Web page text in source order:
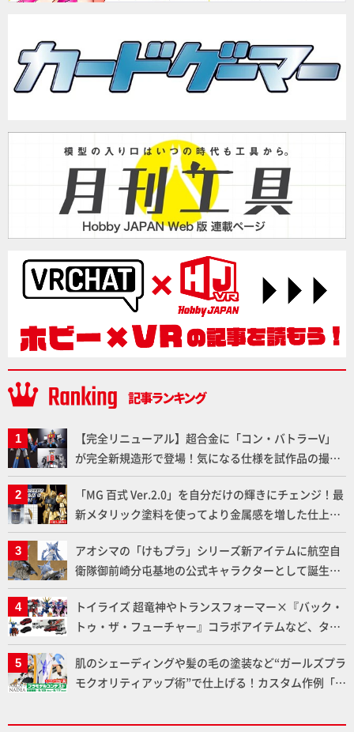
【完全リニューアル】超合金に「コン・バトラーV」
が完全新規造形で登場！気になる仕様を試作品の撮り
下ろしでご紹介!!さらに「大鉄人17」＆「ワンエイ
ト」セット情報もお届け！【超合金の魂】
「MG 百式 Ver.2.0」を自分だけの輝きにチェンジ！最
新メタリック塗料を使ってより金属感を増した仕上が
りに!!【試し読み】
アオシマの「けもプラ」シリーズ新アイテムに航空自
衛隊御前崎分屯基地の公式キャラクターとして誕生し
た「おまねこ」が着任！けもプラ公式サイト限定版と
通常版の2ラインで発売！
トイライズ 超竜神やトランスフォーマー×『バック・
トゥ・ザ・フューチャー』コラボアイテムなど、タカ
ラトミーの注目アイテムをチェック!!【タカラトミー
NEWITEM】
肌のシェーディングや髪の毛の塗装など“ガールズプラ
モクオリティアップ術”で仕上げる！カスタム作例「白
デルコンテスト」～8月17日（月）11:59まで応募受付